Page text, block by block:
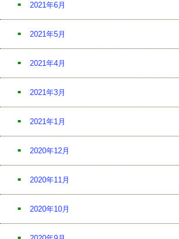
2021年6月
2021年5月
2021年4月
2021年3月
2021年1月
2020年12月
2020年11月
2020年10月